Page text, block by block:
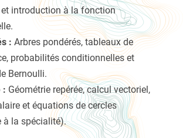
introduction à la fonction
: Arbres pondérés, tableaux de
probabilités conditionnelles et
Bernoulli.
: Géométrie repérée, calcul vectoriel,
et équations de cercles
à la spécialité).